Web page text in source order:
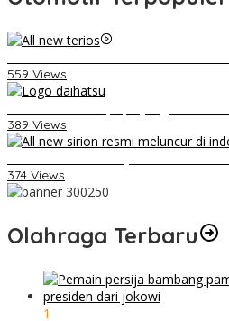
559 Views
389 Views
374 Views
Olahraga Terbaru
1